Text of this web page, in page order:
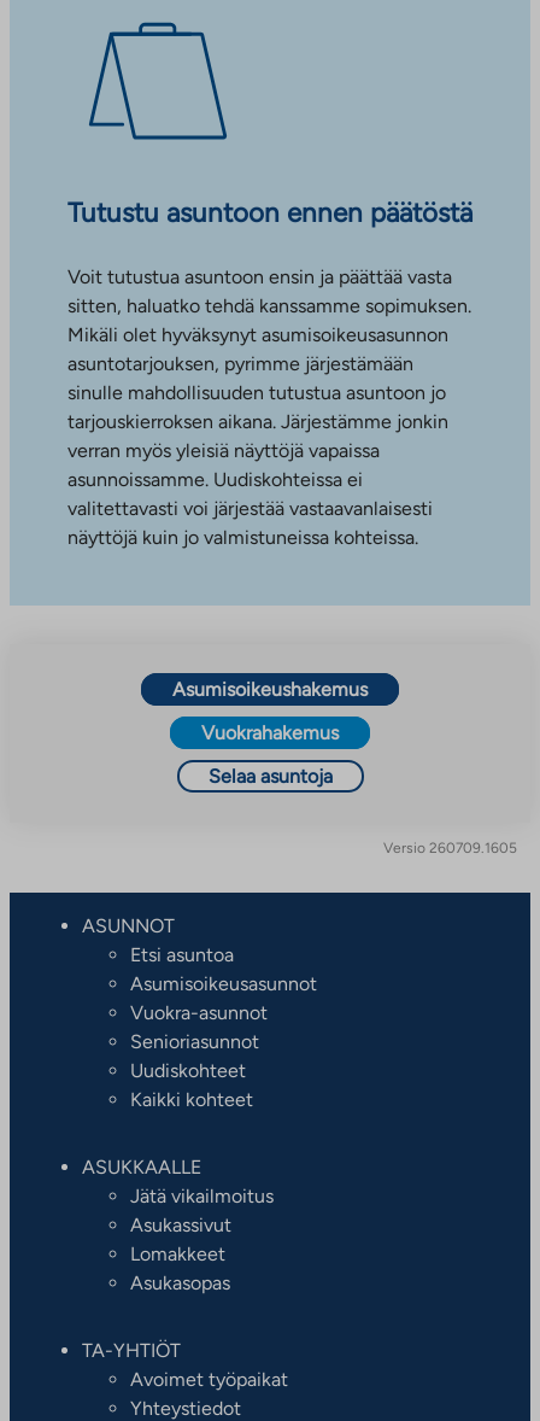
Tutustu asuntoon ennen päätöstä
Voit tutustua asuntoon ensin ja päättää vasta
sitten, haluatko tehdä kanssamme sopimuksen.
Mikäli olet hyväksynyt asumisoikeusasunnon
asuntotarjouksen, pyrimme järjestämään
sinulle mahdollisuuden tutustua asuntoon jo
tarjouskierroksen aikana. Järjestämme jonkin
verran myös yleisiä näyttöjä vapaissa
asunnoissamme. Uudiskohteissa ei
valitettavasti voi järjestää vastaavanlaisesti
näyttöjä kuin jo valmistuneissa kohteissa.
Asumisoikeushakemus
Vuokrahakemus
Selaa asuntoja
Versio 260709.1605
ASUNNOT
Etsi asuntoa
Asumisoikeusasunnot
Vuokra-asunnot
Senioriasunnot
Uudiskohteet
Kaikki kohteet
ASUKKAALLE
Jätä vikailmoitus
Asukassivut
Lomakkeet
Asukasopas
TA-YHTIÖT
Avoimet työpaikat
Yhteystiedot